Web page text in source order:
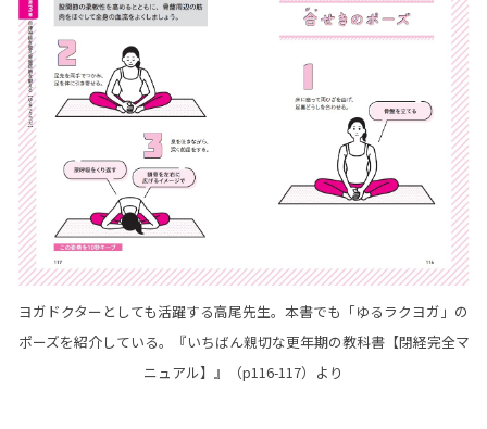
ヨガドクターとしても活躍する高尾先生。本書でも「ゆるラクヨガ」の
ポーズを紹介している。『いちばん親切な更年期の教科書【閉経完全マ
ニュアル】』（p116-117）より